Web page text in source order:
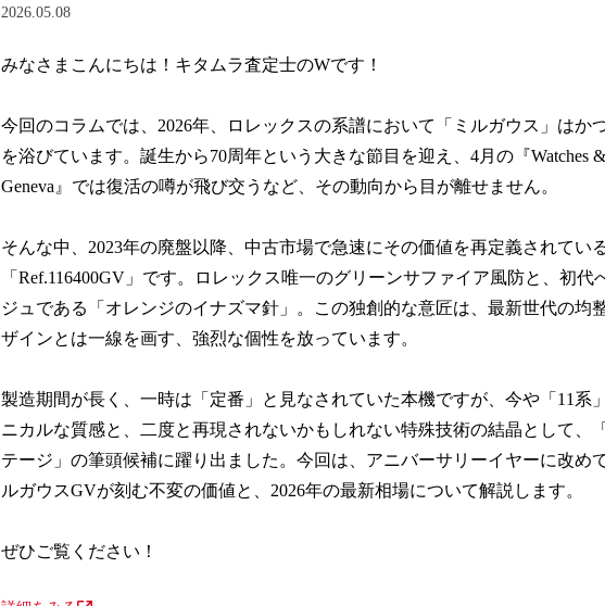
2026.05.08
みなさまこんにちは！キタムラ査定士のWです！
今回のコラムでは、2026年、ロレックスの系譜において「ミルガウス」はか
を浴びています。誕生から70周年という大きな節目を迎え、4月の『Watches &
Geneva』では復活の噂が飛び交うなど、その動向から目が離せません。
そんな中、2023年の廃盤以降、中古市場で急速にその価値を再定義されてい
「Ref.116400GV」です。ロレックス唯一のグリーンサファイア風防と、初代
ジュである「オレンジのイナズマ針」。この独創的な意匠は、最新世代の均
ザインとは一線を画す、強烈な個性を放っています。
製造期間が長く、一時は「定番」と見なされていた本機ですが、今や「11系
ニカルな質感と、二度と再現されないかもしれない特殊技術の結晶として、
テージ」の筆頭候補に躍り出ました。今回は、アニバーサリーイヤーに改め
ルガウスGVが刻む不変の価値と、2026年の最新相場について解説します。
ぜひご覧ください！